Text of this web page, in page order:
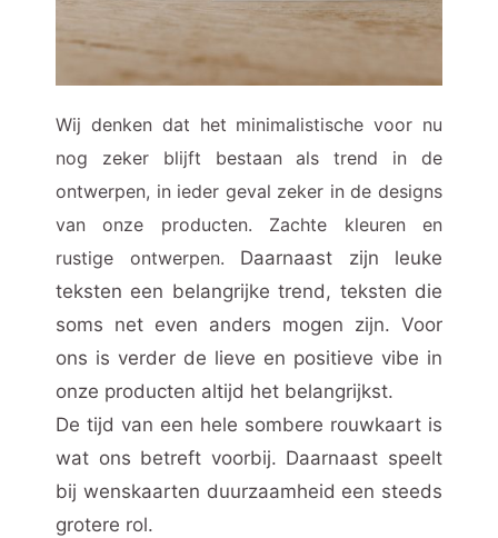
Wij denken dat het minimalistische voor nu
nog zeker blijft bestaan als trend in de
ontwerpen, in ieder geval zeker in de designs
van onze producten. Zachte kleuren en
rustige ontwerpen. Daarnaast zijn leuke
teksten een belangrijke trend, teksten die
soms net even anders mogen zijn. Voor
ons is verder de lieve en positieve vibe in
onze producten altijd het belangrijkst.
De tijd van een hele sombere rouwkaart is
wat ons betreft voorbij. Daarnaast speelt
bij wenskaarten duurzaamheid een steeds
grotere rol.